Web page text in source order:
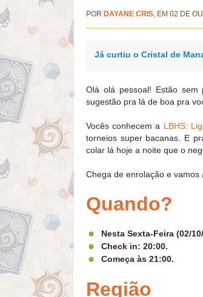
POR DAYANE CRIS, EM 02 DE
Já curtiu o Cristal de
Olá olá pessoal! Estão sem
sugestão pra lá de boa pra
Vocês conhecem a LBHS:
torneios super bacanas. E
colar lá hoje a noite que o
Chega de enrolação e vamos
Quando?
Nesta Sexta-Feira (02/
Check in: 20:00.
Começa às 21:00.
Região